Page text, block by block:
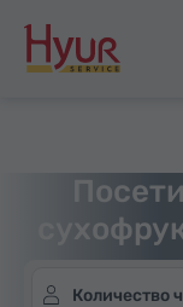
Количество